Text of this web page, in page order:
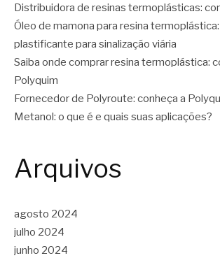
Distribuidora de resinas termoplásticas:
Óleo de mamona para resina
plastificante para sinalização viária
Saiba onde comprar resina termoplástica:
Polyquim
Fornecedor de Polyroute: conheça a
Metanol: o que é e quais suas aplicações?
Arquivos
agosto 2024
julho 2024
junho 2024